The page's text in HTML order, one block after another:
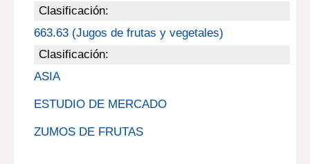
Clasificación:
663.63 (Jugos de frutas y vegetales)
Clasificación:
ASIA
ESTUDIO DE MERCADO
ZUMOS DE FRUTAS